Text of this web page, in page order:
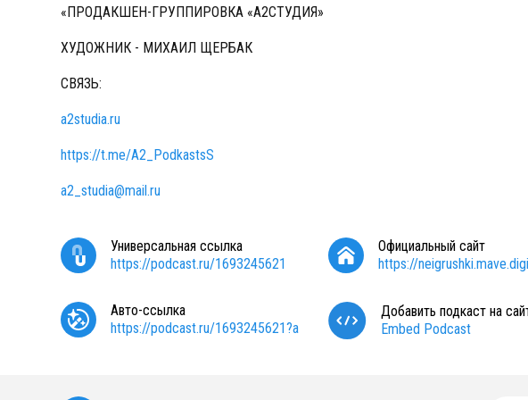
«ПРОДАКШЕН-ГРУППИРОВКА «А2СТУДИЯ»
ХУДОЖНИК - МИХАИЛ ЩЕРБАК
СВЯЗЬ:
a2studia.ru
https://t.me/A2_PodkastsS
a2_studia@mail.ru
Универсальная ссылка
https://podcast.ru/1693245621
Официальный сайт
https://
Авто-ссылка
https://podcast.ru/1693245621?a
Добавить подкаст на
Embed Podcast